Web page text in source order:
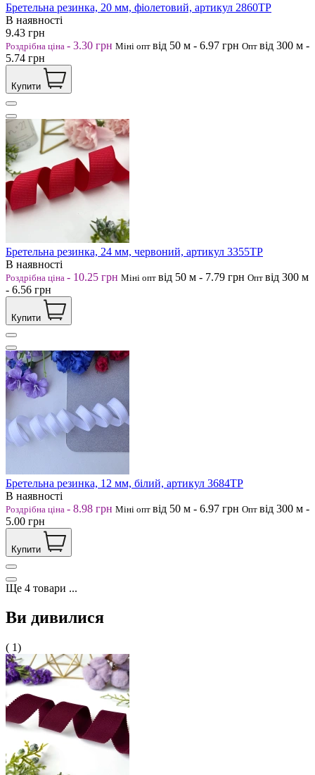
Бретельна резинка, 20 мм, фіолетовий, артикул 2860ТР
В наявності
9.43 грн
Роздрібна ціна - 3.30 грн Міні опт від 50 м - 6.97 грн Опт від 300 м -
5.74 грн
Купити
Бретельна резинка, 24 мм, червоний, артикул 3355ТР
В наявності
Роздрібна ціна - 10.25 грн Міні опт від 50 м - 7.79 грн Опт від 300 м
- 6.56 грн
Купити
Бретельна резинка, 12 мм, білий, артикул 3684ТР
В наявності
Роздрібна ціна - 8.98 грн Міні опт від 50 м - 6.97 грн Опт від 300 м -
5.00 грн
Купити
Ще 4 товари ...
Ви дивилися
( 1)